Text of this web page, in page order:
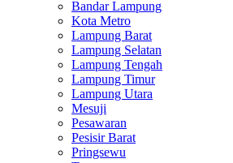
Bandar Lampung
Kota Metro
Lampung Barat
Lampung Selatan
Lampung Tengah
Lampung Timur
Lampung Utara
Mesuji
Pesawaran
Pesisir Barat
Pringsewu